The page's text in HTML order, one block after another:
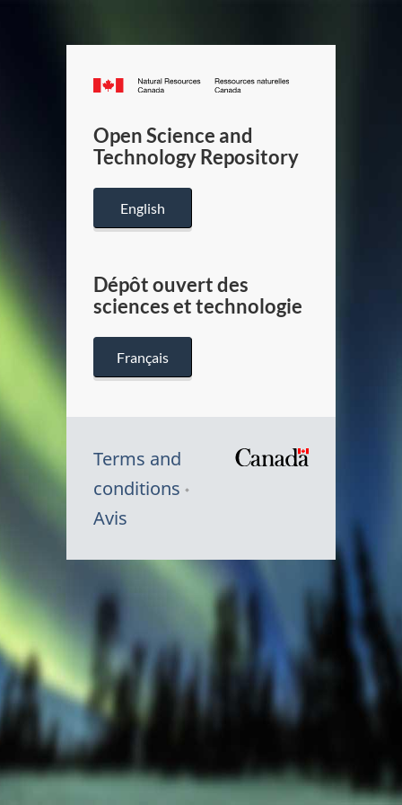
Canada.ca
/
Canada
Open Science and
Technology Repository
English
Dépôt ouvert des
sciences et technologie
Français
Terms and
conditions
Avis
Canada